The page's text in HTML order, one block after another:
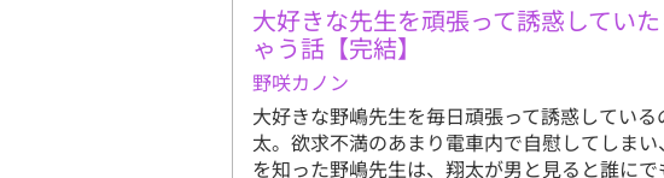
大好きな先生を頑張って誘惑してい
ゃう話【完結】
野咲カノン
大好きな野嶋先生を毎日頑張って誘惑してい
太。欲求不満のあまり電車内で自慰してしま
を知った野嶋先生は、翔太が男と見ると誰に